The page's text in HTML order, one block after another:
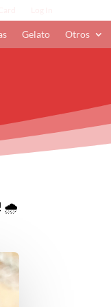
Gelato Otros
🌧